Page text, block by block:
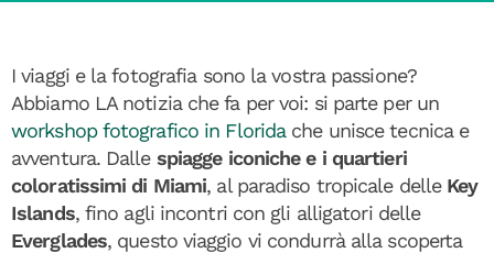
I viaggi e la fotografia sono la vostra passione?
Abbiamo LA notizia che fa per voi: si parte per un
workshop fotografico in Floridache unisce tecnica e
avventura. Dalle spiagge iconiche e i quartieri
coloratissimi di Miami, al paradiso tropicale delle Key
Islands, fino agli incontri con gli alligatori delle
Everglades, questo viaggio vi condurrà alla scoperta